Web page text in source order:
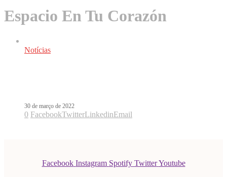
Espacio En Tu Corazón
Notícias
30 de março de 2022
0 FacebookTwitterLinkedinEmail
Facebook Instagram Spotify Twitter Youtube